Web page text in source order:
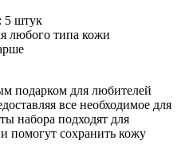
5 штук
любого типа кожи
подарком для любителей
все необходимое для
набора подходят для
помогут сохранить кожу